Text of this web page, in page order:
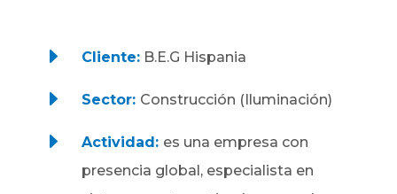
E Cliente:B.E.G Hispania
E Sector: Construcción (Iluminación)
E Actividad: es una empresa con
presencia global, especialista en